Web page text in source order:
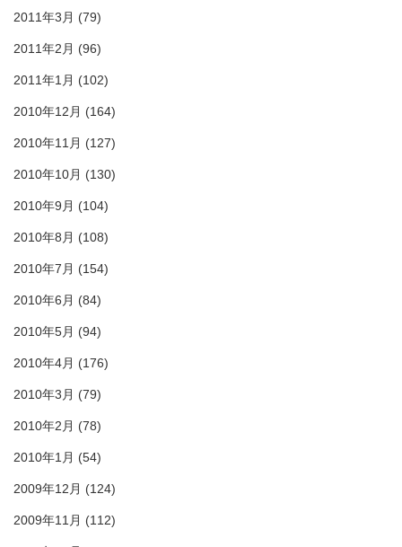
2011年3月 (79)
2011年2月 (96)
2011年1月 (102)
2010年12月 (164)
2010年11月 (127)
2010年10月 (130)
2010年9月 (104)
2010年8月 (108)
2010年7月 (154)
2010年6月 (84)
2010年5月 (94)
2010年4月 (176)
2010年3月 (79)
2010年2月 (78)
2010年1月 (54)
2009年12月 (124)
2009年11月 (112)